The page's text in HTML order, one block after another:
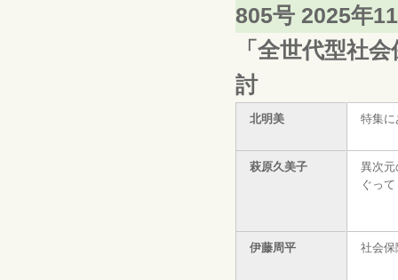
805号 2025年
「全世代型社
討
北明美 特集に
萩原久美子
異次
ぐって
伊藤周平 社会保